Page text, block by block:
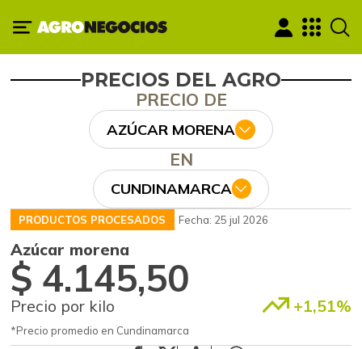
PRECIOS DEL AGRO
PRECIO DE
AZÚCAR MORENA
EN
CUNDINAMARCA
PRODUCTOS PROCESADOS Fecha: 25 jul 2026
Azúcar morena
$ 4.145,50
Precio por kilo +1,51%
*Precio promedio en Cundinamarca